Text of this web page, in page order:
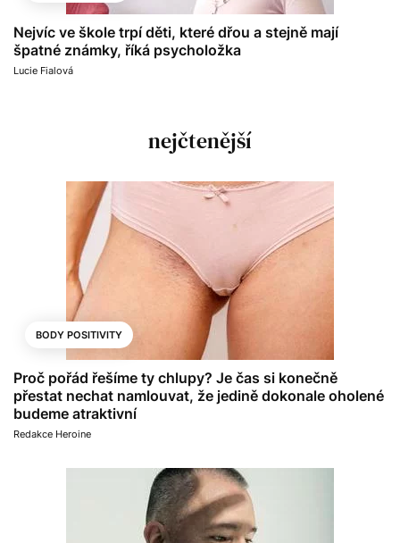
Nejvíc ve škole trpí děti, které dřou a stejně mají
špatné známky, říká psycholožka
Lucie Fialová
nejčtenější
BODY POSITIVITY
Proč pořád řešíme ty chlupy? Je čas si konečně
přestat nechat namlouvat, že jedině dokonale oholené
budeme atraktivní
Redakce Heroine